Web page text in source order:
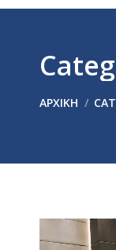
ΑΡΧΙΚΉ